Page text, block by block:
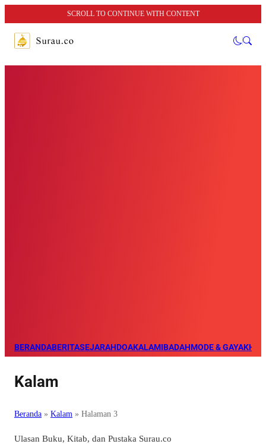
SCROLL TO CONTINUE WITH CONTENT
BERANDABERITASEJARAHDOAKALAMIBADAHMODE & GAYA
Kalam
Beranda » Kalam » Halaman 3
Ulasan Buku, Kitab, dan Pustaka Surau.co